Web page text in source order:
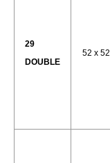
29
DOUBLE
52 x 52